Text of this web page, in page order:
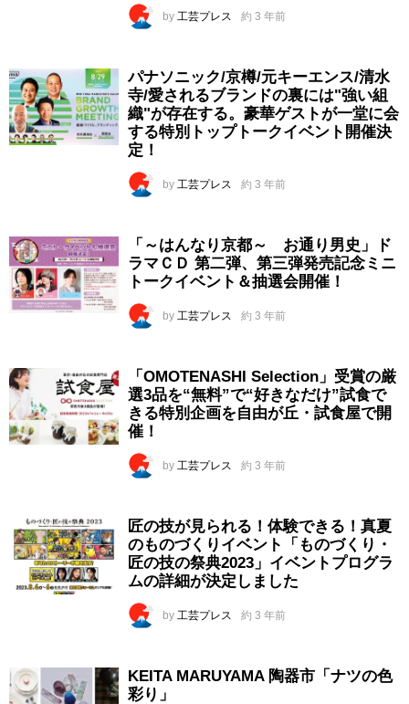
by 工芸プレス 約 3 年前
パナソニック/京樽/元キーエンス/清水
寺/愛されるブランドの裏には"強い組
織"が存在する。豪華ゲストが一堂に会
する特別トップトークイベント開催決
定！
by 工芸プレス 約 3 年前
「～はんなり京都～ お通り男史」ド
ラマＣＤ 第二弾、第三弾発売記念ミニ
トークイベント＆抽選会開催！
by 工芸プレス 約 3 年前
「OMOTENASHI Selection」受賞の厳
選3品を“無料”で“好きなだけ”試食で
きる特別企画を自由が丘・試食屋で開
催！
by 工芸プレス 約 3 年前
匠の技が見られる！体験できる！真夏
のものづくりイベント「ものづくり・
匠の技の祭典2023」イベントプログラ
ムの詳細が決定しました
by 工芸プレス 約 3 年前
KEITA MARUYAMA 陶器市「ナツの色
彩り」